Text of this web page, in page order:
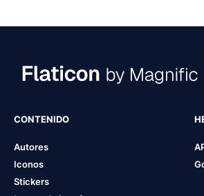
CONTENIDO
Autores
Iconos
Stickers